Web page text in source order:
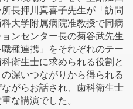
長押川真喜子先生が「訪問
大学附属病院准教授で同病
ンセンター長の菊谷武先生
種連携」をそれぞれのテー
衛生士に求められる役割と
深いつながりから得られる
がらお話され、歯科衛生士
な講演でした。